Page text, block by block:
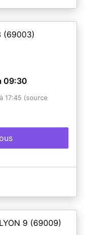
(69003)
09:30
17:45 (source
9 (69009)